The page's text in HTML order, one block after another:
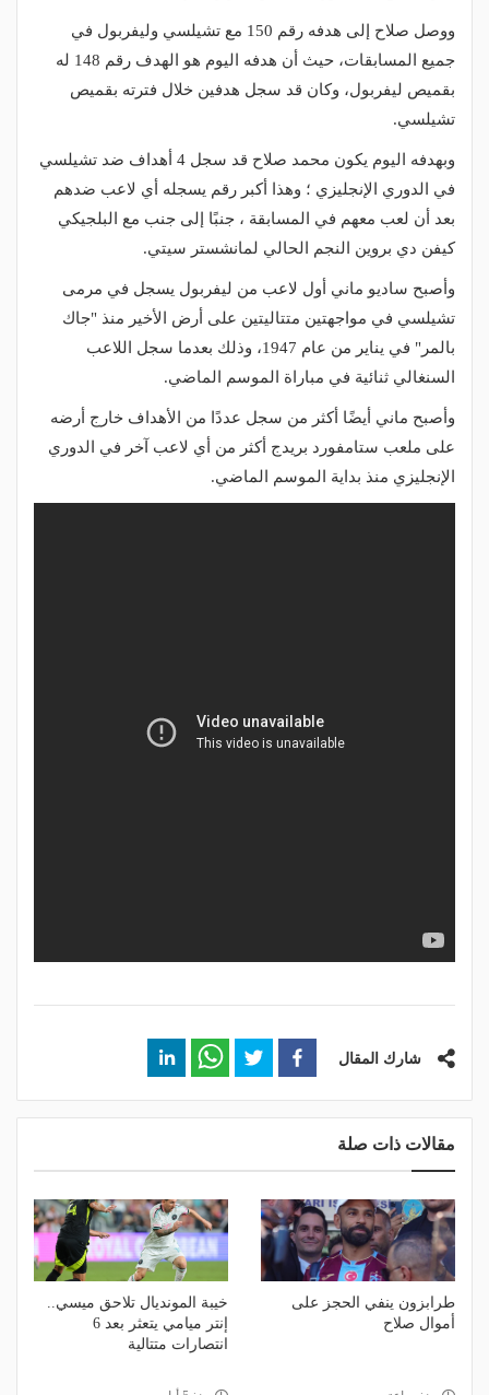
ووصل صلاح إلى هدفه رقم 150 مع تشيلسي وليفربول في
جميع المسابقات، حيث أن هدفه اليوم هو الهدف رقم 148 له
بقميص ليفربول، وكان قد سجل هدفين خلال فترته بقميص
تشيلسي.
وبهدفه اليوم يكون محمد صلاح قد سجل 4 أهداف ضد تشيلسي
في الدوري الإنجليزي ؛ وهذا أكبر رقم يسجله أي لاعب ضدهم
بعد أن لعب معهم في المسابقة ، جنبًا إلى جنب مع البلجيكي
كيفن دي بروين النجم الحالي لمانشستر سيتي.
وأصبح ساديو ماني أول لاعب من ليفربول يسجل في مرمى
تشيلسي في مواجهتين متتاليتين على أرض الأخير منذ "جاك
بالمر" في يناير من عام 1947، وذلك بعدما سجل اللاعب
السنغالي ثنائية في مباراة الموسم الماضي.
وأصبح ماني أيضًا أكثر من سجل عددًا من الأهداف خارج أرضه
على ملعب ستامفورد بريدج أكثر من أي لاعب آخر في الدوري
الإنجليزي منذ بداية الموسم الماضي.
شارك المقال
مقالات ذات صلة
طرابزون ينفي الحجز على
أموال صلاح
خيبة المونديال تلاحق ميسي..
إنتر ميامي يتعثر بعد 6
انتصارات متتالية